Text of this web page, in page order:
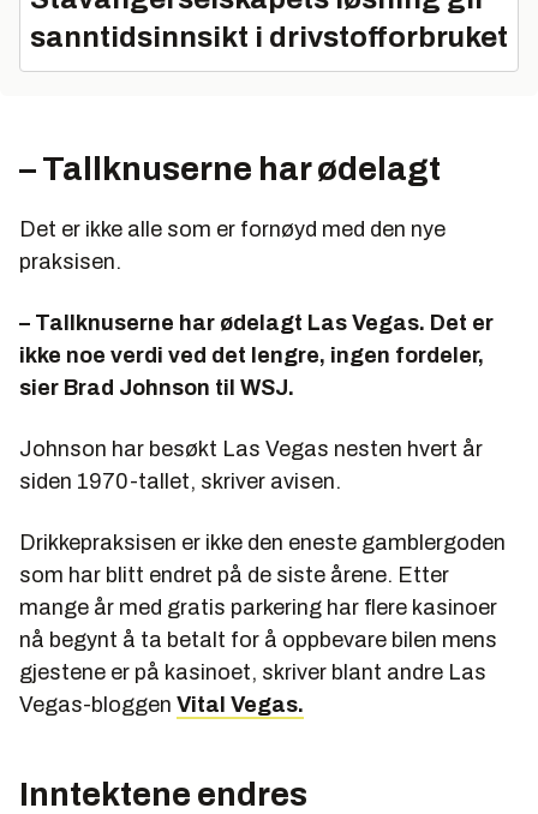
sanntidsinnsikt i drivstofforbruket
– Tallknuserne har ødelagt
Det er ikke alle som er fornøyd med den nye
praksisen.
– Tallknuserne har ødelagt Las Vegas. Det er
ikke noe verdi ved det lengre, ingen fordeler,
sier Brad Johnson til WSJ.
Johnson har besøkt Las Vegas nesten hvert år
siden 1970-tallet, skriver avisen.
Drikkepraksisen er ikke den eneste gamblergoden
som har blitt endret på de siste årene. Etter
mange år med gratis parkering har flere kasinoer
nå begynt å ta betalt for å oppbevare bilen mens
gjestene er på kasinoet, skriver blant andre Las
Vegas-bloggen Vital Vegas.
Inntektene endres